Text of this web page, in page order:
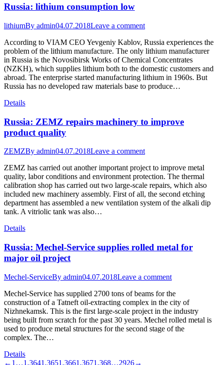
Russia: lithium consumption low
lithiumBy admin04.07.2018Leave a comment
According to VIAM CEO Yevgeniy Kablov, Russia experiences the
problem of the lithium manufacture. The only lithium manufacturer
in Russia is the Novosibirsk Works of Chemical Concentrates
(NZKH), which supplies lithium both to the domestic customers and
abroad. The enterprise started manufacturing lithium in 1960s. But
Russia has no developed raw materials base to produce…
Details
Russia: ZEMZ repairs machinery to improve
product quality
ZEMZBy admin04.07.2018Leave a comment
ZEMZ has carried out another important project to improve metal
quality, labor conditions and environment protection. The thermal
calibration shop has carried out two large-scale repairs, which also
included new machinery assembly. First of all, the second etching
department has assembled a new ventilation system of the alkali dip
tank. A vitriolic tank was also…
Details
Russia: Mechel-Service supplies rolled metal for
major oil project
Mechel-ServiceBy admin04.07.2018Leave a comment
Mechel-Service has supplied 2700 tons of beams for the
construction of a Tatneft oil-extracting complex in the city of
Nizhnekamsk. This is the first large-scale project in the industry
being built from scratch for the past 30 years. Mechel rolled metal is
used to produce metal structures for the second stage of the
complex. The…
Details
← 1 …1,3641,3651,3661,3671,368…2926→